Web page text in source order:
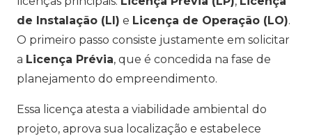
de Instalação (LI) e Licença de Operação (LO).
O primeiro passo consiste justamente em solicitar
a Licença Prévia, que é concedida na fase de
planejamento do empreendimento.
Essa licença atesta a viabilidade ambiental do
projeto, aprova sua localização e estabelece